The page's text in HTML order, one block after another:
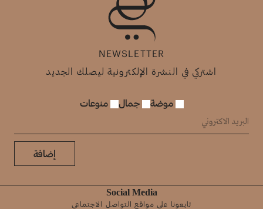
NEWSLETTER
اشتركي في النشرة الإلكترونية ليصلك الجديد
موضة جمال منوعات
إضافة
Social Media
تابعونا على مواقع التواصل الاجتماعي